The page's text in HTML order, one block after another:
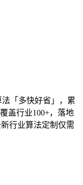
「多快好省」，累
盖行业100+，落地
行业算法定制仅需